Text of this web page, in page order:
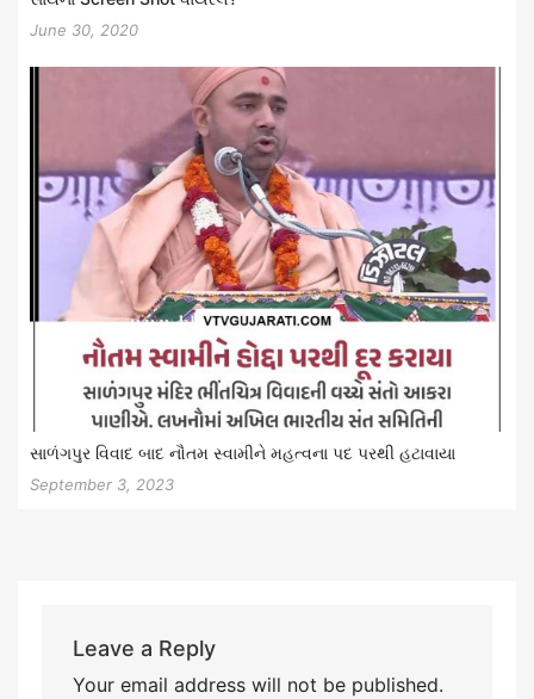
June 30, 2020
સાળંગપુર વિવાદ બાદ નૌતમ સ્વામીને મહત્વના પદ પરથી હટાવાયા
September 3, 2023
Leave a Reply
Your email address will not be published.